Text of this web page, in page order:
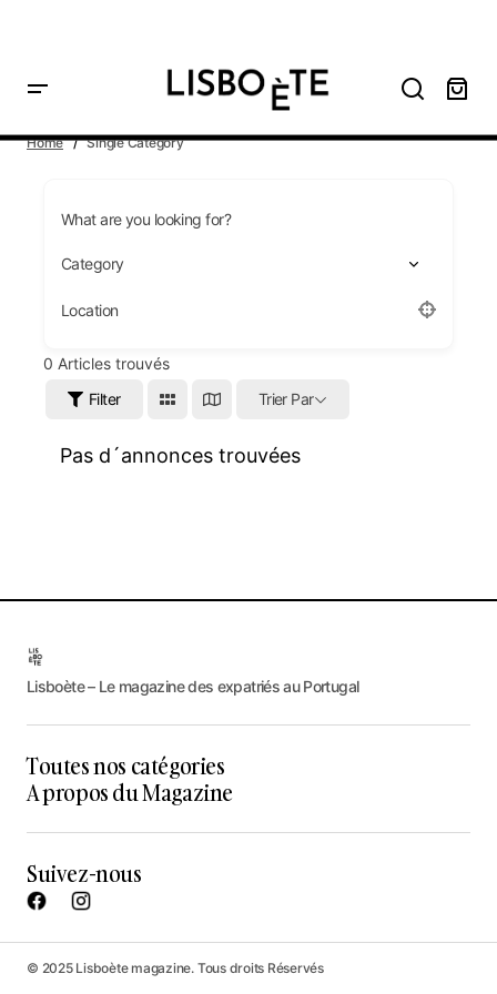
Home Single Category
What are you looking for?
Location
0 Articles trouvés
Filter
Trier Par
Pas d´annonces trouvées
Lisboète – Le magazine des expatriés au Portugal
Toutes nos catégories
A propos du Magazine
Suivez-nous
© 2025 Lisboète magazine. Tous droits Réservés